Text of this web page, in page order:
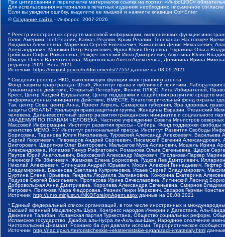
При цитировании и перепечатке материалов ссылка на портал «ИнфоШОС»
Для использования материалов в печатных изданиях необходимо письменное
Если вы увидели ошибку, выделите ее мышкой и нажмите клавиши Ctrl+Enter
©Создание сайта - Инфорос, 2007-2026
* Реестр иностранных средств массовой информации, выполняющих функции
Голос Америки, Idel.Реалии, Кавказ.Реалии, Крым.Реалии, Телеканал Настоящее
Людмила Алексеевна, Маркелов Сергей Евгеньевич, Камалягин Денис Николаевич,
Александрович, Маняхин Петр Борисович, Ярош Юлия Петровна, Чуракова Ольга
Гройсман Софья Романовна, Рождественский Илья Дмитриевич, Апухтина Юлия
Шмагун Олеся Валентиновна, Мароховская Алеся Алексеевна, Долинина Ирина
редактор 2021, Вега 2021
Источник: https://minjust.gov.ru/ru/documents/7755/ данные на 03.09.2021
* Сведения реестра НКО, выполняющих функции иностранного агента:
Фонд защиты прав граждан Штаб, Институт права и публичной политики,
Гуманитарное действие, Открытый Петербург, Феникс ПЛЮС, Лига Избирателей,
Крест, Центр Хасдей Ерушалаим, Центр поддержки и содействия развитию средств
информационных инициатив Действие, ВМЕСТЕ, Благотворительный фонд охраны
Так, центр Сова, центр Анна, Проект Апрель, Самарская губерния, Эра здоровья,
защиты СИБАЛЬТ, Уральская правозащитная группа, Женщины Евразии, Рязанский
человека, Дальневосточный центр развития гражданских инициатив и социального
АКАДЕМИЯ ПО ПРАВАМ ЧЕЛОВЕКА, Частное учреждение Совета Министров северных
Массовой Информации, Институт развития прессы - Сибирь, Фонд поддержки
агентство МЕМО. РУ, Институт региональной прессы, Институт Развития Свободы
Борисовна, Таранова Юлия Николаевна, Туровский Александр Алексеевич,
Сергей Георгиевич, Пивоваров Андрей Сергеевич, Писемский Евгений
Викторович, Шарипков Олег Викторович, Мальсагов Муса Асланович, Мошель Ирина
Александровна, Исламов Тимур Рифгатович, Романова Ольга Евгеньевна, Щаров
Паутов Юрий Анатольевич, Верховский Александр Маркович, Пислакова-Паркер
Рачинский Ян Збигневич, Жемкова Елена Борисовна, Гудков Лев Дмитриевич,
Николай Алексеевич, Блинушов Андрей Юрьевич, Мосин Алексей Геннадьевич,
Владимировна, Баженова Светлана Куприяновна, Исаев Сергей Владимирович,
Буртина Елена Юрьевна, Гендель Людмила Залмановна, Кокорина Екатерина
Подузов Сергей Васильевич, Протасова Ирина Вячеславовна, Литинский Леонид
Добровольская Анна Дмитриевна, Королева Александра Евгеньевна, Смирнов
Петрович, Полякова Мара Федоровна, Резник Генри Маркович, Захаров Герман
Источник: http://unro.minjust.ru/NKOForeignAgent.aspx данные на 28.08.2021
* Единый федеральный список организаций, в том числе иностранных и
Высший военный Маджлисуль Шура, Конгресс народов Ичкерии и Дагестана, Аль-
Движение Талибан, Исламская партия Туркестана, Общество социальных реформ,
Исламское государство, Джабха аль-Нусра ли-Ахль аш-Шам, Народное ополчение
Чистопольский Джамаат, Рохнамо ба суи давлати исломи, Террористическое
Источник: http://nac.gov.ru/terroristicheskie-i-ekstremistskie-organizacii-i-materialy.html